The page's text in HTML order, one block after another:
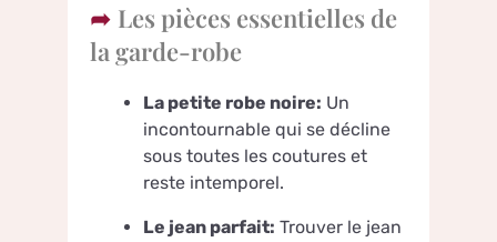
Les pièces essentielles de
la garde-robe
La petite robe noire: Un
incontournable qui se décline
sous toutes les coutures et
reste intemporel.
Le jean parfait: Trouver le jean